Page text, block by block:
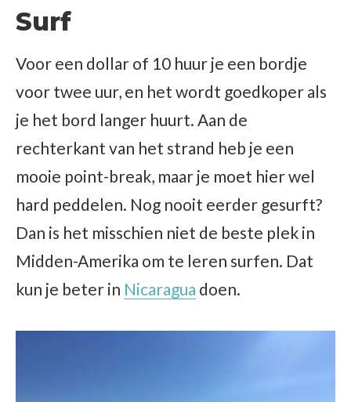
Surf
Voor een dollar of 10 huur je een bordje
voor twee uur, en het wordt goedkoper als
je het bord langer huurt. Aan de
rechterkant van het strand heb je een
mooie point-break, maar je moet hier wel
hard peddelen. Nog nooit eerder gesurft?
Dan is het misschien niet de beste plek in
Midden-Amerika om te leren surfen. Dat
kun je beter in Nicaragua doen.